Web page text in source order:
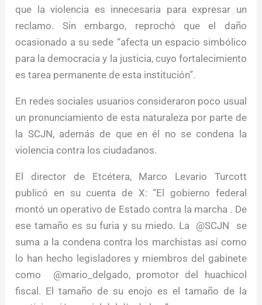
que la violencia es innecesaria para expresar un
reclamo. Sin embargo, reprochó que el daño
ocasionado a su sede “afecta un espacio simbólico
para la democracia y la justicia, cuyo fortalecimiento
es tarea permanente de esta institución”.
En redes sociales usuarios consideraron poco usual
un pronunciamiento de esta naturaleza por parte de
la SCJN, además de que en él no se condena la
violencia contra los ciudadanos.
El director de Etcétera, Marco Levario Turcott
publicó en su cuenta de X: “El gobierno federal
montó un operativo de Estado contra la marcha . De
ese tamaño es su furia y su miedo. La @SCJN se
suma a la condena contra los marchistas así como
lo han hecho legisladores y miembros del gabinete
como @mario_delgado, promotor del huachicol
fiscal. El tamaño de su enojo es el tamaño de la